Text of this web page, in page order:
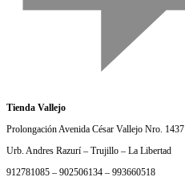
Tienda Vallejo
Prolongación Avenida César Vallejo Nro. 1437
Urb. Andres Razurí – Trujillo – La Libertad
912781085 – 902506134 – 993660518